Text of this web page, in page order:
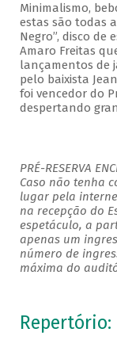
Minimalismo,
estas são todas
Negro”, disco
Amaro Freitas
lançamentos de
pelo baixista
foi vencedor do
despertando
PRÉ-RESERVA
Caso não tenha
lugar pela
na recepção do
espetáculo, a
apenas um
número de
máxima do
Repertório: